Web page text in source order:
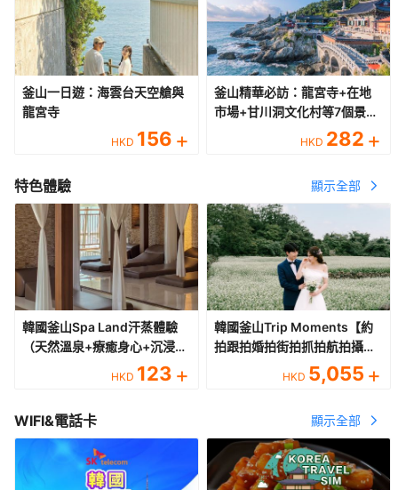
釜山一日遊：海雲台天空艙與
龍宮寺
HKD 156 +
釜山精華必訪：龍宮寺+在地
市場+甘川洞文化村等7個景點
HKD 282 +
特色體驗 顯示全部
韓國釜山Spa Land汗蒸體驗
（天然溫泉+療癒身心+沉浸式
HKD 123 +
韓國釜山Trip Moments【約
拍跟拍婚拍街拍抓拍航拍攝影
攝像/多語言翻譯/動作指導】
HKD 5,055 +
WIFI&電話卡 顯示全部